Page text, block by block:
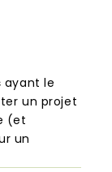
ayant le
un projet
(et
un